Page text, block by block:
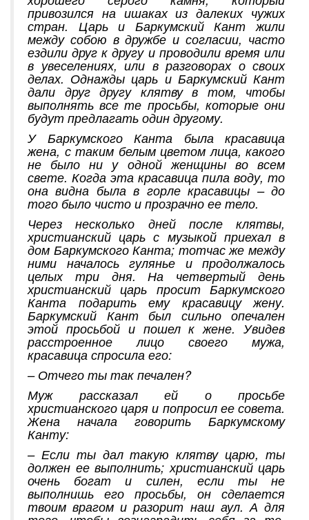
привозился на ишаках из далеких чужих
стран. Царь и Баркумский Кант жили
между собою в дружбе и согласии, часто
ездили друг к другу и проводили время или
в увеселениях, или в разговорах о своих
делах. Однажды царь и Баркумский Кант
дали друг другу клятву в том, чтобы
выполнять все те просьбы, которые они
будут предлагать один другому.
У Баркумского Канта была красавица
жена, с таким белым цветом лица, какого
не было ни у одной женщины во всем
свете. Когда эта красавица пила воду, то
она видна была в горле красавицы – до
того было чисто и прозрачно ее тело.
Через несколько дней после клятвы,
христианский царь с музыкой приехал в
дом Баркумского Канта; тотчас же между
ними началось гулянье и продолжалось
целых три дня. На четвертый день
христианский царь просит Баркумского
Канта подарить ему красавицу жену.
Баркумский Кант был сильно опечален
этой просьбой и пошел к жене. Увидев
расстроенное лицо своего мужа,
красавица спросила его:
– Отчего ты так печален?
Муж рассказал ей о просьбе
христианского царя и попросил ее совета.
Жена начала говорить Баркумскому
Канту:
– Если ты дал такую клятву царю, ты
должен ее выполнить; христианский царь
очень богат и силен, если ты не
выполнишь его просьбы, он сделается
твоим врагом и разорит наш аул. А для